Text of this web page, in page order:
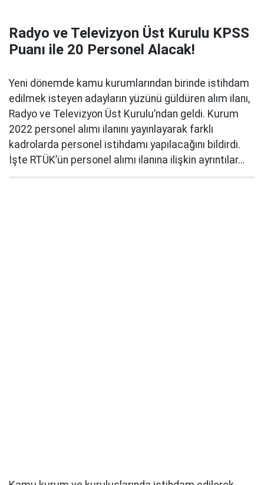
Radyo ve Televizyon Üst Kurulu KPSS
Puanı ile 20 Personel Alacak!
Yeni dönemde kamu kurumlarından birinde istihdam
edilmek isteyen adayların yüzünü güldüren alım ilanı,
Radyo ve Televizyon Üst Kurulu’ndan geldi. Kurum
2022 personel alımı ilanını yayınlayarak farklı
kadrolarda personel istihdamı yapılacağını bildirdi.
İşte RTÜK’ün personel alımı ilanına ilişkin ayrıntılar…